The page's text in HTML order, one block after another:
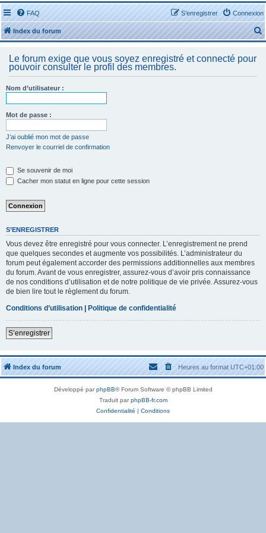
FAQ Connexion
S’enregistrer
Index du forum
e
Le forum exige que vous soyez enregistré et connecté pour
pouvoir consulter le profil des membres.
Nom d’utilisateur :
Mot de passe :
J’ai oublié mon mot de passe
Renvoyer le courriel de confirmation
Se souvenir de moi
Cacher mon statut en ligne pour cette session
S’ENREGISTRER
Vous devez être enregistré pour vous connecter. L’enregistrement ne prend
que quelques secondes et augmente vos possibilités. L’administrateur du
forum peut également accorder des permissions additionnelles aux membres
du forum. Avant de vous enregistrer, assurez-vous d’avoir pris connaissance
de nos conditions d’utilisation et de notre politique de vie privée. Assurez-vous
de bien lire tout le règlement du forum.
Conditions d’utilisation | Politique de confidentialité
S’enregistrer
Index du forum Heures au formatUTC+01:00
Développé parphpBB® Forum Software © phpBB Limited
Traduit parphpBB-fr.com
Confidentialité | Conditions